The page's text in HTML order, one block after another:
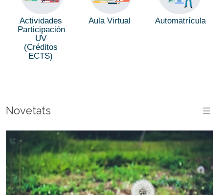
Actividades
Participación
UV
(Créditos
ECTS)
Aula Virtual Automatrícula
Novetats